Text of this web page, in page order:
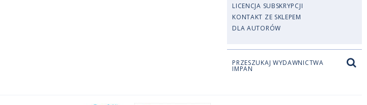
LICENCJA SUBSKRYPCJI
KONTAKT ZE SKLEPEM
DLA AUTORÓW
PRZESZUKAJ WYDAWNICTWA
IMPAN